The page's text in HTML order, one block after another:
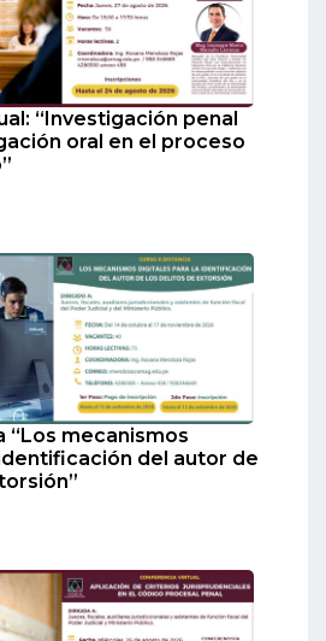
“Investigación penal
oral en el proceso
“Los mecanismos
del autor de